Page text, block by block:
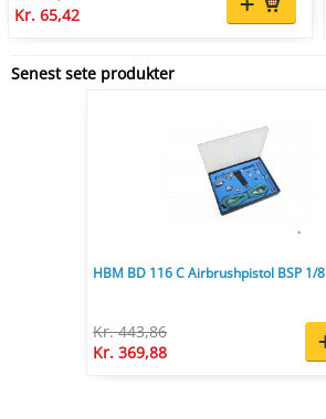
Kr. 65,42
Senest sete produkter
HBM BD 116 C Airbrushpistol BSP 1/8
Kr. 443,86
Kr. 369,88